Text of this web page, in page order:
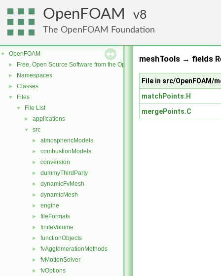
OpenFOAM 8
The OpenFOAM Foundation
▼ OpenFOAM
► Free, Open Source Software from the OpenFOAM Foundation
► Namespaces
► Classes
▼ Files
▼ File List
► applications
▼ src
► atmosphericModels
► combustionModels
► conversion
► dummyThirdParty
► dynamicFvMesh
► dynamicMesh
► engine
► fileFormats
► finiteVolume
► functionObjects
► fvAgglomerationMethods
► fvMotionSolver
► fvOptions
meshTools → fields
File in src/OpenFOAM/
matchPoints.H
mergePoints.C